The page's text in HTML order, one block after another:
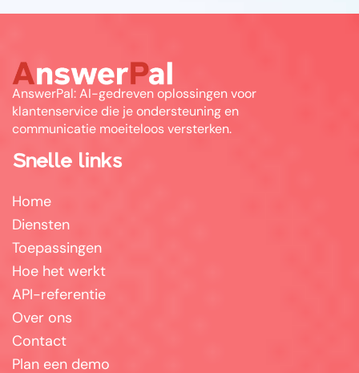
AnswerPal: AI-gedreven oplossingen voor
klantenservice die je ondersteuning en
communicatie moeiteloos versterken.
Snelle links
Home
Diensten
Toepassingen
Hoe het werkt
API-referentie
Over ons
Contact
Plan een demo